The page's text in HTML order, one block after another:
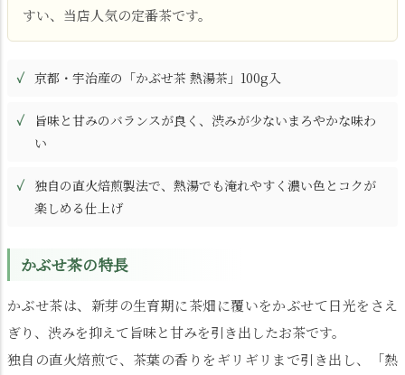
すい、当店人気の定番茶です。
京都・宇治産の「かぶせ茶 熱湯茶」100g入
旨味と甘みのバランスが良く、渋みが少ないまろやかな味わ
い
独自の直火焙煎製法で、熱湯でも淹れやすく濃い色とコクが
楽しめる仕上げ
かぶせ茶の特長
かぶせ茶は、新芽の生育期に茶畑に覆いをかぶせて日光をさえ
ぎり、渋みを抑えて旨味と甘みを引き出したお茶です。
独自の直火焙煎で、茶葉の香りをギリギリまで引き出し、「熱